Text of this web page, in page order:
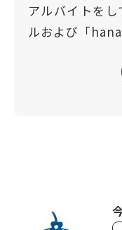
アルバイトを
ルおよび「